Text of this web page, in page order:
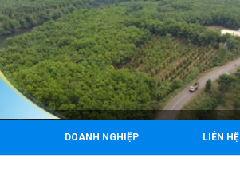
DOANH NGHIỆP LIÊN HỆ